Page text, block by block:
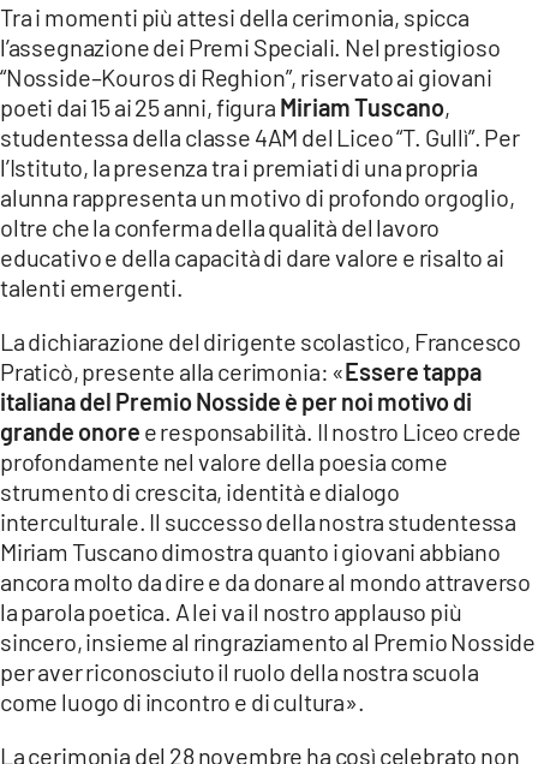
Tra i momenti più attesi della cerimonia, spicca
l’assegnazione dei Premi Speciali. Nel prestigioso
“Nosside–Kouros di Reghion”, riservato ai giovani
poeti dai 15 ai 25 anni, figura Miriam Tuscano,
studentessa della classe 4AM del Liceo “T. Gullì”. Per
l’Istituto, la presenza tra i premiati di una propria
alunna rappresenta un motivo di profondo orgoglio,
oltre che la conferma della qualità del lavoro
educativo e della capacità di dare valore e risalto ai
talenti emergenti.
La dichiarazione del dirigente scolastico, Francesco
Praticò, presente alla cerimonia: «Essere tappa
italiana del Premio Nosside è per noi motivo di
grande onore e responsabilità. Il nostro Liceo crede
profondamente nel valore della poesia come
strumento di crescita, identità e dialogo
interculturale. Il successo della nostra studentessa
Miriam Tuscano dimostra quanto i giovani abbiano
ancora molto da dire e da donare al mondo attraverso
la parola poetica. A lei va il nostro applauso più
sincero, insieme al ringraziamento al Premio Nosside
per aver riconosciuto il ruolo della nostra scuola
come luogo di incontro e di cultura».
La cerimonia del 28 novembre ha così celebrato non